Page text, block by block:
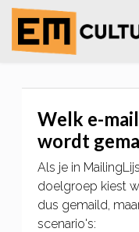
Welk e-
wordt
Als je in
doelgroep kiest
dus gemaild,
scenario's: